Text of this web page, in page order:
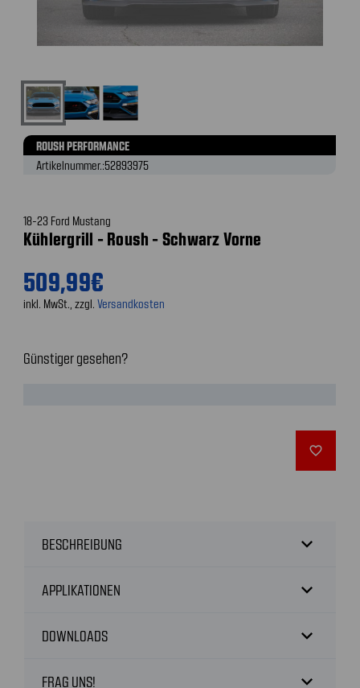
ROUSH PERFORMANCE
Artikelnummer.:52893975
18-23 Ford Mustang
Kühlergrill - Roush - Schwarz Vorne
509,99€
inkl. MwSt., zzgl. Versandkosten
Günstiger gesehen?
favorite_outline
BESCHREIBUNG expand_more
APPLIKATIONEN expand_more
DOWNLOADS expand_more
FRAG UNS! expand_more